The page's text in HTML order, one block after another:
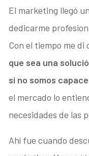
El marketing llegó
dedicarme
Con el tiempo me di
que sea una
si no somos
el mercado lo
necesidades de las
Ahí fue cuando